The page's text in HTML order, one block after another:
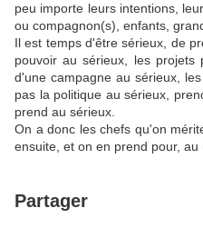
peu importe leurs intentions,
ou compagnon(s), enfants,
Il est temps d'être sérieux, de
pouvoir au sérieux, les projets
d'une campagne au sérieux,
pas la politique au sérieux,
prend au sérieux.
On a donc les chefs qu'on
ensuite, et on en prend pour, au
Partager